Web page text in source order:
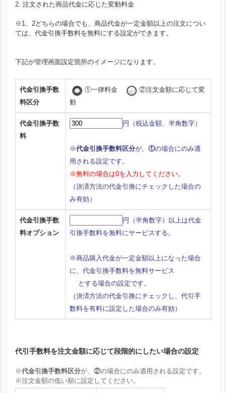
2. 注文された商品代金に応じた変動料金
※1、2どちらの場合でも、商品代金が一定金額以上の注文につい
ては、代金引換手数料を無料にする設定ができます。
下記が管理画面設定箇所のイメージになります。
代金引換手数
料区分
①一律料金
②注文金額に応じて変
動
代金引換手数
料
円（税込金額、半角数字）
※代金引換手数料区分が、 ①の場合にのみ適
用される設定です。
※無料の場合は0を入力してください。
（決済方法の代金引換にチェックした場合の
み有効）
代金引換手数
料オプション
円（半角数字）以上は代金
引換手数料を無料にサービスする。
※商品購入代金が一定金額以上になった場合
に、代金引換手数料を無料サービス
とする場合の設定です。
（決済方法の代金引換にチェックし、代引手
数料を有料に設定した場合のみ有効）
代引手数料を注文金額に応じて段階的にしたい場合の設定
※代金引換手数料区分が、 ②の場合にのみ適用される設定です。
※注文金額の低い順に設定してください。